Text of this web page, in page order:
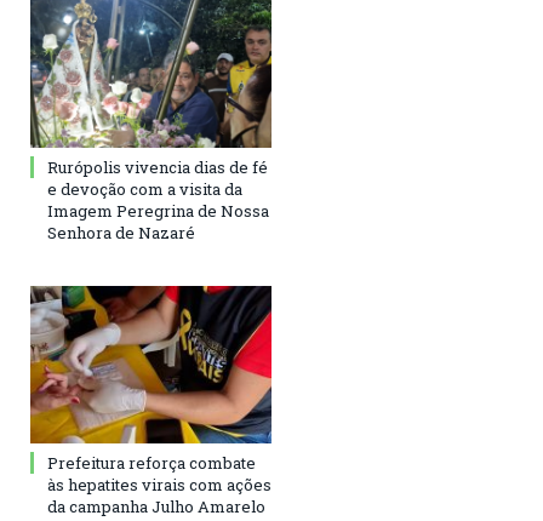
Rurópolis vivencia dias de fé
e devoção com a visita da
Imagem Peregrina de Nossa
Senhora de Nazaré
Prefeitura reforça combate
às hepatites virais com ações
da campanha Julho Amarelo